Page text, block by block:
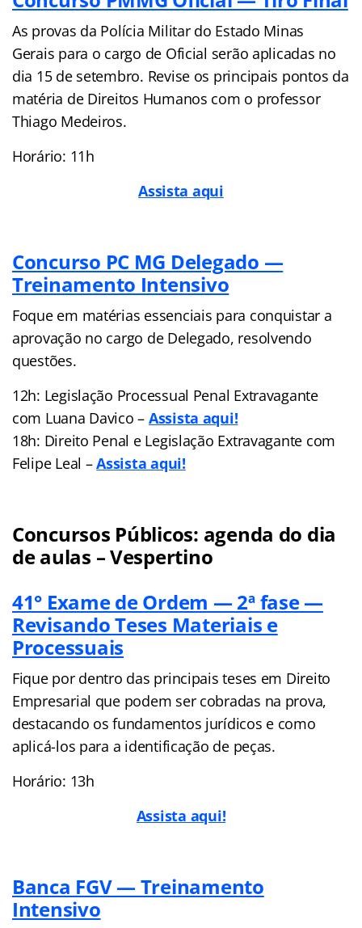
As provas da Polícia Militar do Estado Minas
Gerais para o cargo de Oficial serão aplicadas no
dia 15 de setembro. Revise os principais pontos da
matéria de Direitos Humanos com o professor
Thiago Medeiros.
Horário: 11h
Assista aqui
Concurso PC MG Delegado —
Treinamento Intensivo
Foque em matérias essenciais para conquistar a
aprovação no cargo de Delegado, resolvendo
questões.
12h: Legislação Processual Penal Extravagante
com Luana Davico – Assista aqui!
18h: Direito Penal e Legislação Extravagante com
Felipe Leal –Assista aqui!
Concursos Públicos: agenda do dia
de aulas – Vespertino
41° Exame de Ordem — 2ª fase —
Revisando Teses Materiais e
Processuais
Fique por dentro das principais teses em Direito
Empresarial que podem ser cobradas na prova,
destacando os fundamentos jurídicos e como
aplicá-los para a identificação de peças.
Horário: 13h
Assista aqui!
Banca FGV — Treinamento
Intensivo